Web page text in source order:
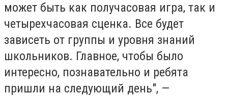
может быть как получасовая игра, так и
четырехчасовая сценка. Все будет
зависеть от группы и уровня знаний
школьников. Главное, чтобы было
интересно, познавательно и ребята
пришли на следующий день", —